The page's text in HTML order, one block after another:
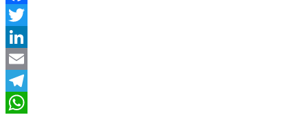
Facebook
Twitter
LinkedIn
Email
Telegram